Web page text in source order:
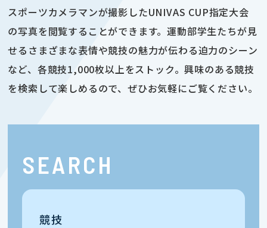
スポーツカメラマンが撮影したUNIVAS CUP指定大会
の写真を閲覧することができます。運動部学生たちが見
せるさまざまな表情や競技の魅力が伝わる迫力のシーン
など、各競技1,000枚以上をストック。興味のある競技
を検索して楽しめるので、ぜひお気軽にご覧ください。
SEARCH
競技